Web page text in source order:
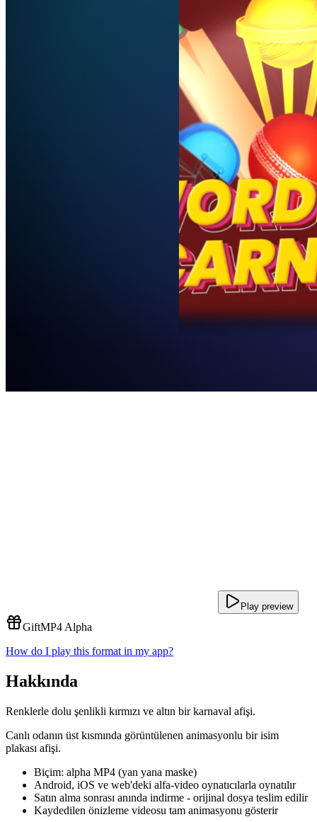
Play preview
GiftMP4 Alpha
How do I play this format in my app?
Hakkında
Renklerle dolu şenlikli kırmızı ve altın bir karnaval afişi.
Canlı odanın üst kısmında görüntülenen animasyonlu bir isim
plakası afişi.
Biçim: alpha MP4 (yan yana maske)
Android, iOS ve web'deki alfa-video oynatıcılarla oynatılır
Satın alma sonrası anında indirme - orijinal dosya teslim edilir
Kaydedilen önizleme videosu tam animasyonu gösterir